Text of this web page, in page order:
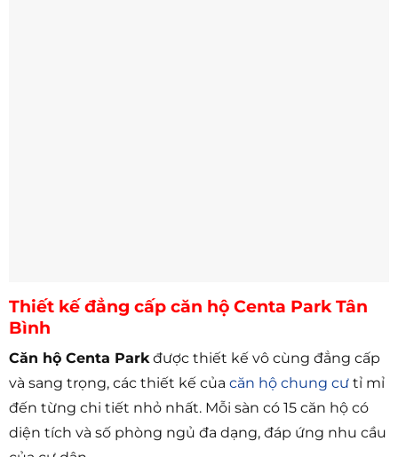
Thiết kế đẳng cấp căn hộ Centa Park Tân
Bình
Căn hộ Centa Parkđược thiết kế vô cùng đẳng cấp
và sang trọng, các thiết kế của căn hộ chung cư tỉ mỉ
đến từng chi tiết nhỏ nhất. Mỗi sàn có 15 căn hộ có
diện tích và số phòng ngủ đa dạng, đáp ứng nhu cầu